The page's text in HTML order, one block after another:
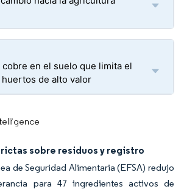
en el suelo que limita el
de alto valor
sobre residuos y registro
de Seguridad Alimentaria (EFSA) redujo
para 47 ingredientes activos de